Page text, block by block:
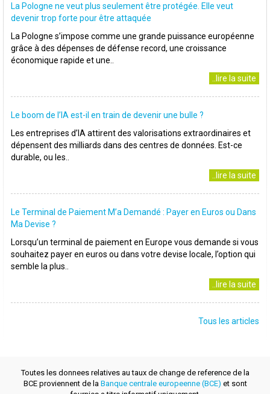
La Pologne ne veut plus seulement être protégée. Elle veut
devenir trop forte pour être attaquée
La Pologne s’impose comme une grande puissance européenne
grâce à des dépenses de défense record, une croissance
économique rapide et une..
..lire la suite
Le boom de l’IA est-il en train de devenir une bulle ?
Les entreprises d’IA attirent des valorisations extraordinaires et
dépensent des milliards dans des centres de données. Est-ce
durable, ou les..
..lire la suite
Le Terminal de Paiement M’a Demandé : Payer en Euros ou Dans
Ma Devise ?
Lorsqu’un terminal de paiement en Europe vous demande si vous
souhaitez payer en euros ou dans votre devise locale, l’option qui
semble la plus..
..lire la suite
Tous les articles
Toutes les donnees relatives au taux de change de reference de la
BCE proviennent de la Banque centrale europeenne (BCE) et sont